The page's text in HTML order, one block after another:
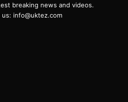
breaking news and videos.
info@uktez.com